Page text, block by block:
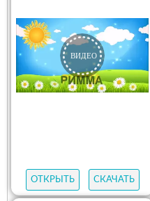
ОТКРЫТЬ СКАЧАТЬ